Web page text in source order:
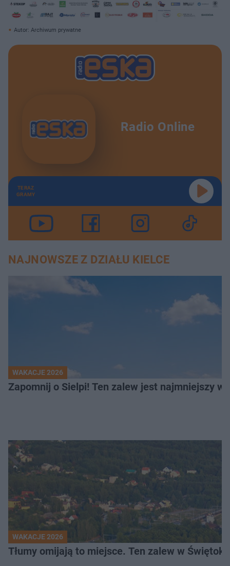
Autor: Archiwum prywatne
Radio Online
TERAZ
GRAMY
NAJNOWSZE Z DZIAŁU KIELCE
WAKACJE 2026
WAKACJE 2026
Tłumy omijają to miejsce. Ten zalew w